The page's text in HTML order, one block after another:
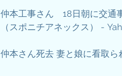
仲本工事さん　18日朝に交通
（スポニチアネックス） -
仲本さん死去 妻と娘に看取